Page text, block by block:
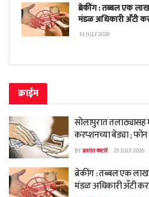
ब्रेकींग : तब्बल एक
मंडळ अधिकारी अँटी
13 JULY 2026
क्राईम
सोलापुरात तलाठ्यासह
करप्शनच्या बेड्या ;
BYप्रशांत कटारे 23 JULY 2026
ब्रेकींग : तब्बल एक
मंडळ अधिकारी अँटी